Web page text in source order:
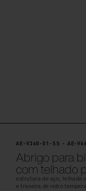
AE-V360-01-SS - AE-
Abrigo para
com telhado
estrutura de aço, telhado
e traseira de vidro